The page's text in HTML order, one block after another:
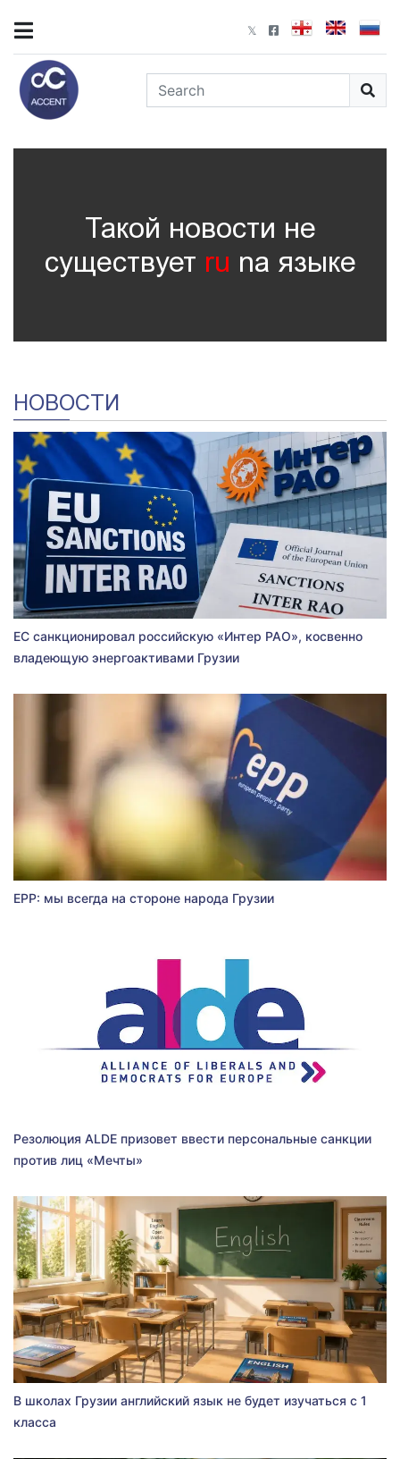
Такой новости не
существует ru nа языке
НОВОСТИ
ЕС санкционировал российскую «Интер РАО», косвенно
владеющую энергоактивами Грузии
EPP: мы всегда на стороне народа Грузии
Резолюция ALDE призовет ввести персональные санкции
против лиц «Мечты»
В школах Грузии английский язык не будет изучаться с 1
класса